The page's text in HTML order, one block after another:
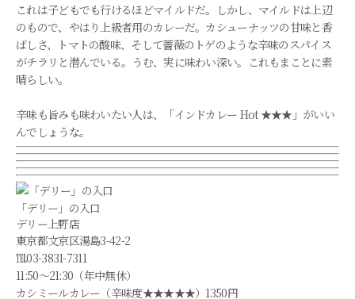
これは子どもでも行けるほどマイルドだ。しかし、マイルドは上辺
のもので、やはり上級者用のカレーだ。カシューナッツの甘味と香
ばしさ、トマトの酸味、そして薔薇のトゲのような辛味のスパイス
がチラリと潜んでいる。うむ、実に味わい深い。これもまことに素
晴らしい。
辛味も旨みも味わいたい人は、「インドカレー Hot ★★★」がいい
んでしょうな。
「デリー」の入口
デリー上野店
東京都文京区湯島3-42-2
℡03-3831-7311
11:50～21:30（年中無休）
カシミールカレー（辛味度★★★★★）1350円